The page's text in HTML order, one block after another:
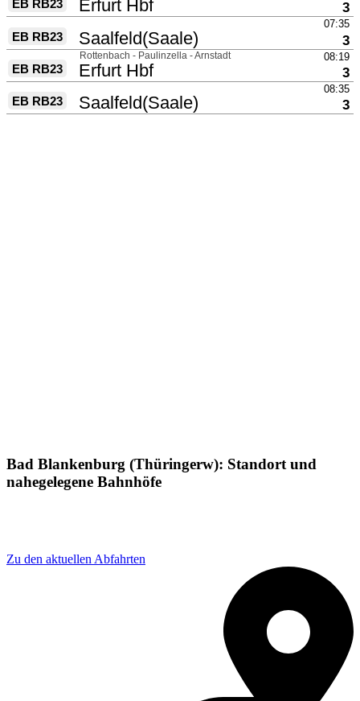
Bad Blankenburg (Thüringerw): Standort und
nahegelegene Bahnhöfe
Zu den aktuellen Abfahrten